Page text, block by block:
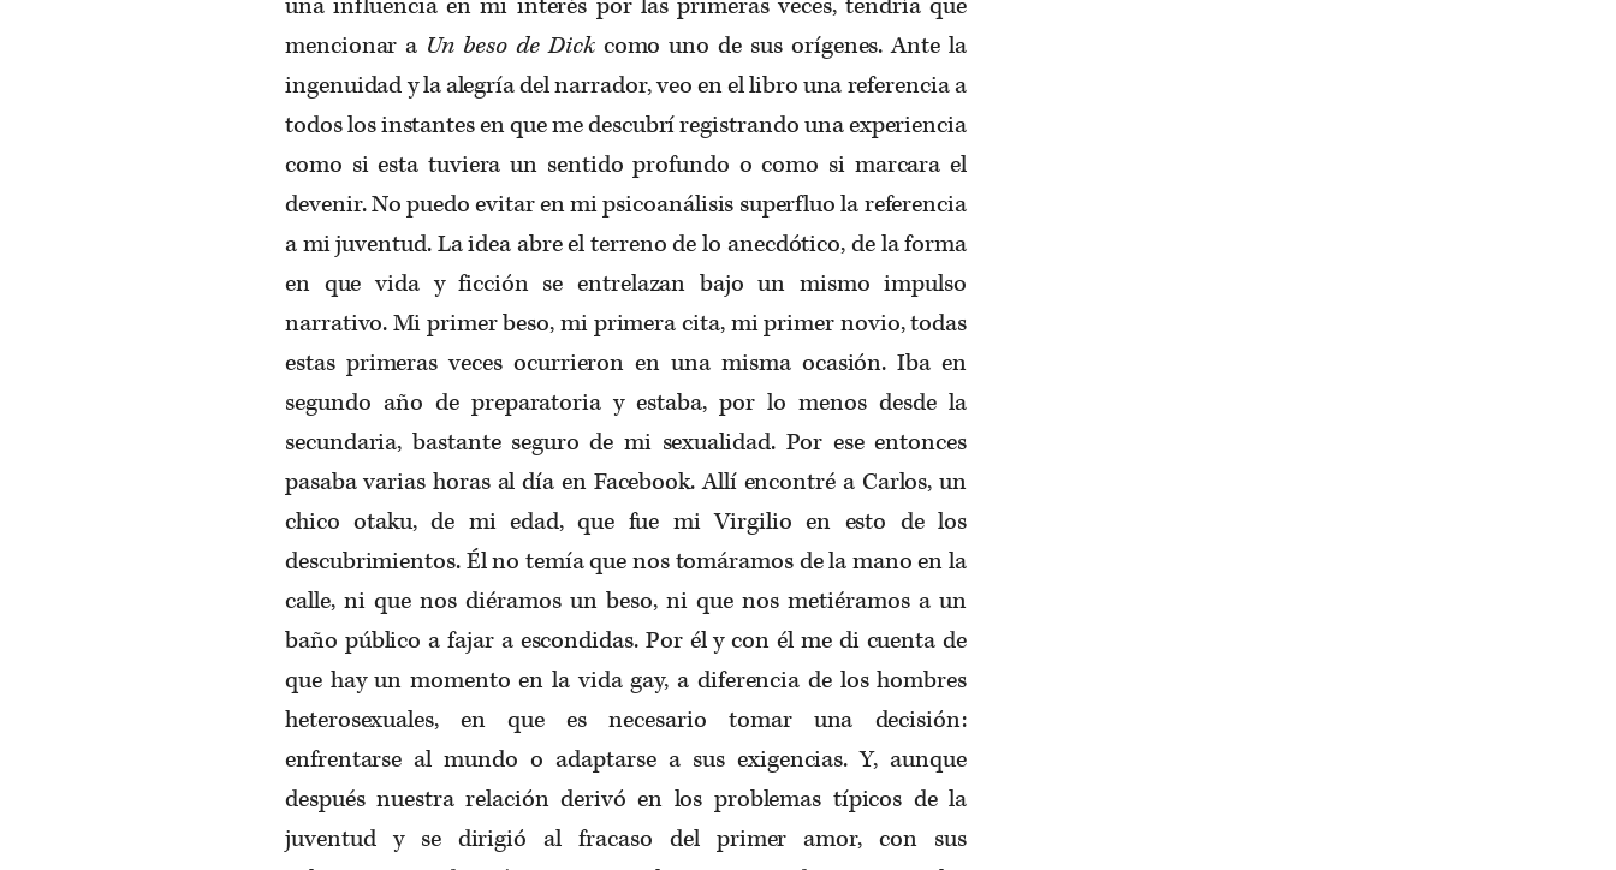
mencionar a Un beso de Dickcomo uno de sus orígenes. Ante la
ingenuidad y la alegría del narrador, veo en el libro una referencia a
todos los instantes en que me descubrí registrando una experiencia
como si esta tuviera un sentido profundo o como si marcara el
devenir. No puedo evitar en mi psicoanálisis superfluo la referencia
a mi juventud. La idea abre el terreno de lo anecdótico, de la forma
en que vida y ficción se entrelazan bajo un mismo impulso
narrativo. Mi primer beso, mi primera cita, mi primer novio, todas
estas primeras veces ocurrieron en una misma ocasión. Iba en
segundo año de preparatoria y estaba, por lo menos desde la
secundaria, bastante seguro de mi sexualidad. Por ese entonces
pasaba varias horas al día en Facebook. Allí encontré a Carlos, un
chico otaku, de mi edad, que fue mi Virgilio en esto de los
descubrimientos. Él no temía que nos tomáramos de la mano en la
calle, ni que nos diéramos un beso, ni que nos metiéramos a un
baño público a fajar a escondidas. Por él y con él me di cuenta de
que hay un momento en la vida gay, a diferencia de los hombres
heterosexuales, en que es necesario tomar una decisión:
enfrentarse al mundo o adaptarse a sus exigencias. Y, aunque
después nuestra relación derivó en los problemas típicos de la
juventud y se dirigió al fracaso del primer amor, con sus